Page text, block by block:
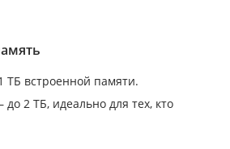
ТБ встроенной памяти.
2 ТБ, идеально для тех, кто